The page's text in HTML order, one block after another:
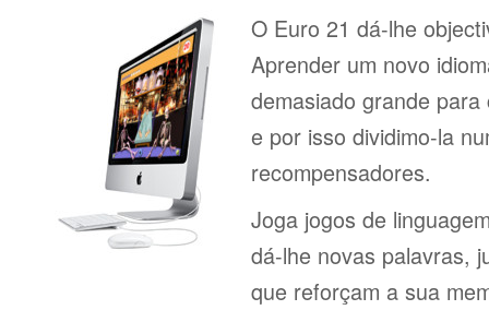
O Euro 21 dá-lhe
Aprender um novo
demasiado grande
e por isso dividimo-la
recompensadores.
Joga jogos de
dá-lhe novas palavras,
que reforçam a sua